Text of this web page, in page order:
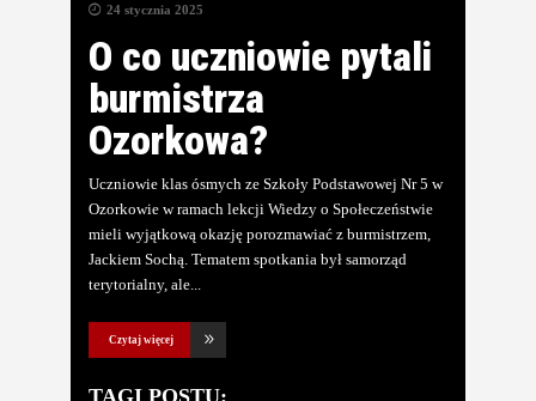
24 stycznia 2025
O co uczniowie pytali
burmistrza
Ozorkowa?
Uczniowie klas ósmych ze Szkoły Podstawowej Nr 5 w
Ozorkowie w ramach lekcji Wiedzy o Społeczeństwie
mieli wyjątkową okazję porozmawiać z burmistrzem,
Jackiem Sochą. Tematem spotkania był samorząd
terytorialny, ale
Czytaj więcej